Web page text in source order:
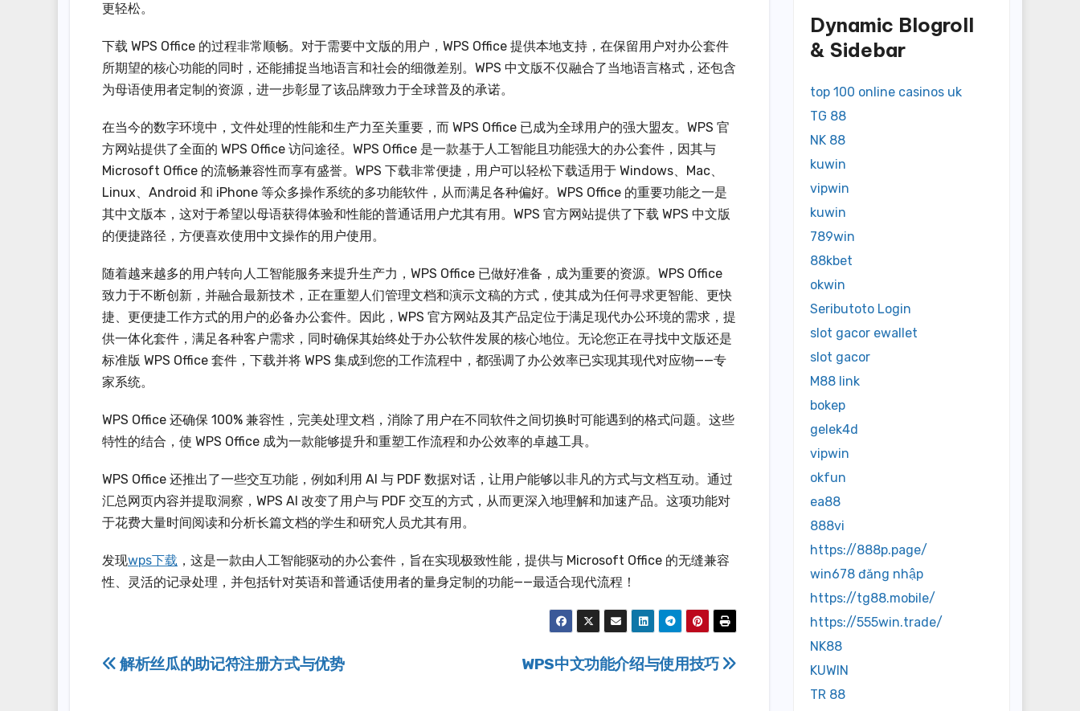
更轻松。
下载 WPS Office 的过程非常顺畅。对于需要中文版的用户，WPS Office 提供本地支持，在保留用户对办公套件
所期望的核心功能的同时，还能捕捉当地语言和社会的细微差别。WPS 中文版不仅融合了当地语言格式，还包含
为母语使用者定制的资源，进一步彰显了该品牌致力于全球普及的承诺。
在当今的数字环境中，文件处理的性能和生产力至关重要，而 WPS Office 已成为全球用户的强大盟友。WPS 官
方网站提供了全面的 WPS Office 访问途径。WPS Office 是一款基于人工智能且功能强大的办公套件，因其与
Microsoft Office 的流畅兼容性而享有盛誉。WPS 下载非常便捷，用户可以轻松下载适用于 Windows、Mac、
Linux、Android 和 iPhone 等众多操作系统的多功能软件，从而满足各种偏好。WPS Office 的重要功能之一是
其中文版本，这对于希望以母语获得体验和性能的普通话用户尤其有用。WPS 官方网站提供了下载 WPS 中文版
的便捷路径，方便喜欢使用中文操作的用户使用。
随着越来越多的用户转向人工智能服务来提升生产力，WPS Office 已做好准备，成为重要的资源。WPS Office
致力于不断创新，并融合最新技术，正在重塑人们管理文档和演示文稿的方式，使其成为任何寻求更智能、更快
捷、更便捷工作方式的用户的必备办公套件。因此，WPS 官方网站及其产品定位于满足现代办公环境的需求，提
供一体化套件，满足各种客户需求，同时确保其始终处于办公软件发展的核心地位。无论您正在寻找中文版还是
标准版 WPS Office 套件，下载并将 WPS 集成到您的工作流程中，都强调了办公效率已实现其现代对应物——专
家系统。
WPS Office 还确保 100% 兼容性，完美处理文档，消除了用户在不同软件之间切换时可能遇到的格式问题。这些
特性的结合，使 WPS Office 成为一款能够提升和重塑工作流程和办公效率的卓越工具。
WPS Office 还推出了一些交互功能，例如利用 AI 与 PDF 数据对话，让用户能够以非凡的方式与文档互动。通过
汇总网页内容并提取洞察，WPS AI 改变了用户与 PDF 交互的方式，从而更深入地理解和加速产品。这项功能对
于花费大量时间阅读和分析长篇文档的学生和研究人员尤其有用。
发现wps下载 ，这是一款由人工智能驱动的办公套件，旨在实现极致性能，提供与 Microsoft Office 的无缝兼容
性、灵活的记录处理，并包括针对英语和普通话使用者的量身定制的功能——最适合现代流程！
Post
WPS中文功能介绍与使用技巧
解析丝瓜的助记符注册方式与优势
Dynamic Blogroll
& Sidebar
top 100 online casinos uk
TG 88
NK 88
kuwin
vipwin
kuwin
789win
88kbet
okwin
Seributoto Login
slot gacor ewallet
slot gacor
M88 link
bokep
gelek4d
vipwin
okfun
ea88
888vi
https://888p.page/
win678 đăng nhập
https://tg88.mobile/
https://555win.trade/
NK88
KUWIN
TR 88